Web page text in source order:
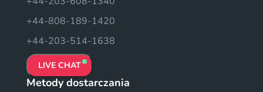
+44-808-189-1420
+44-203-514-1638
LIVE CHAT
Metody dostarczania